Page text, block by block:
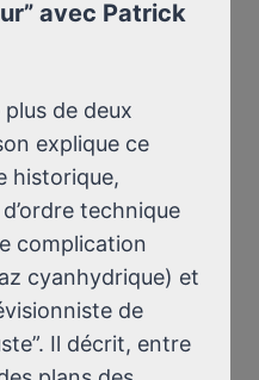
avec Patrick
de deux
explique ce
historique,
technique
complication
cyanhydrique) et
de
Il décrit, entre